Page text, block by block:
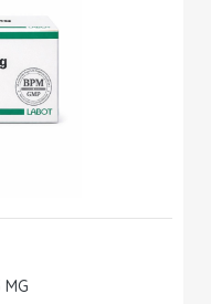
MG